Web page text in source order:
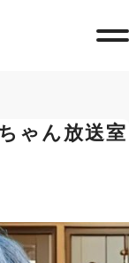
ゃん放送室